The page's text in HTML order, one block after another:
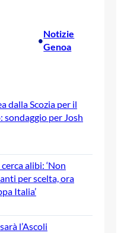
•
Notizie
Genoa
dalla Scozia per il
sondaggio per Josh
alibi: ‘Non
per scelta, ora
Italia’
l’Ascoli